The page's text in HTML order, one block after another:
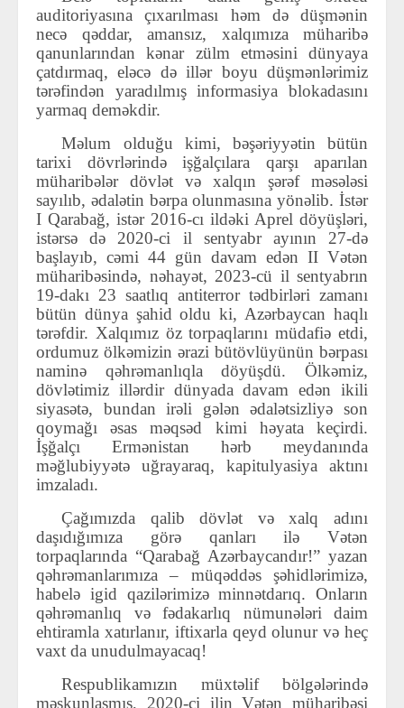
auditoriyasına çıxarılması həm də düşmənin
necə qəddar, amansız, xalqımıza müharibə
qanunlarından kənar zülm etməsini dünyaya
çatdırmaq, eləcə də illər boyu düşmənlərimiz
tərəfindən yaradılmış informasiya blokadasını
yarmaq deməkdir.
Məlum olduğu kimi, bəşəriyyətin bütün
tarixi dövrlərində işğalçılara qarşı aparılan
müharibələr dövlət və xalqın şərəf məsələsi
sayılıb, ədalətin bərpa olunmasına yönəlib. İstər
I Qarabağ, istər 2016-cı ildəki Aprel döyüşləri,
istərsə də 2020-ci il sentyabr ayının 27-də
başlayıb, cəmi 44 gün davam edən II Vətən
müharibəsində, nəhayət, 2023-cü il sentyabrın
19-dakı 23 saatlıq antiterror tədbirləri zamanı
bütün dünya şahid oldu ki, Azərbaycan haqlı
tərəfdir. Xalqımız öz torpaqlarını müdafiə etdi,
ordumuz ölkəmizin ərazi bütövlüyünün bərpası
naminə qəhrəmanlıqla döyüşdü. Ölkəmiz,
dövlətimiz illərdir dünyada davam edən ikili
siyasətə, bundan irəli gələn ədalətsizliyə son
qoymağı əsas məqsəd kimi həyata keçirdi.
İşğalçı Ermənistan hərb meydanında
məğlubiyyətə uğrayaraq, kapitulyasiya aktını
imzaladı.
Çağımızda qalib dövlət və xalq adını
daşıdığımıza görə qanları ilə Vətən
torpaqlarında “Qarabağ Azərbaycandır!” yazan
qəhrəmanlarımıza – müqəddəs şəhidlərimizə,
habelə igid qazilərimizə minnətdarıq. Onların
qəhrəmanlıq və fədakarlıq nümunələri daim
ehtiramla xatırlanır, iftixarla qeyd olunur və heç
vaxt da unudulmayacaq!
Respublikamızın müxtəlif bölgələrində
məskunlaşmış, 2020-ci ilin Vətən müharibəsi